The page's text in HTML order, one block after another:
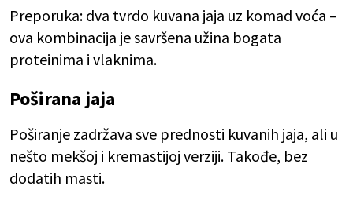
Preporuka: dva tvrdo kuvana jaja uz komad voća –
ova kombinacija je savršena užina bogata
proteinima i vlaknima.
Poširana jaja
Poširanje zadržava sve prednosti kuvanih jaja, ali u
nešto mekšoj i kremastijoj verziji. Takođe, bez
dodatih masti.